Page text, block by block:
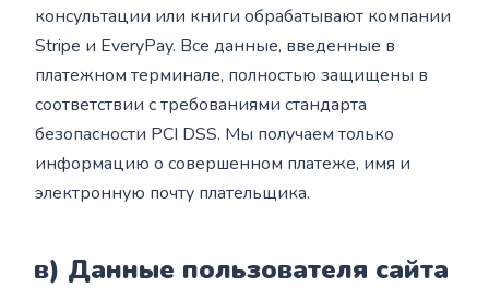
консультации или книги обрабатывают компании
Stripe и EveryPay. Все данные, введенные в
платежном терминале, полностью защищены в
соответствии с требованиями стандарта
безопасности PCI DSS. Мы получаем только
информацию о совершенном платеже, имя и
электронную почту плательщика.
в) Данные пользователя сайта